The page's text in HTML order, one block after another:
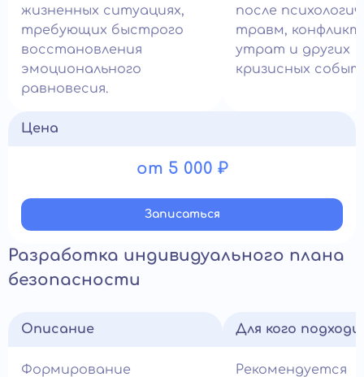
жизненных ситуациях,
требующих быстрого
восстановления
эмоционального
равновесия.
после
травм,
утрат и других
кризисных
Цена
от 5 000 ₽
Записатьcя
Разработка индивидуального плана
безопасности
Описание
Формирование
Для кого
Рекомендуется